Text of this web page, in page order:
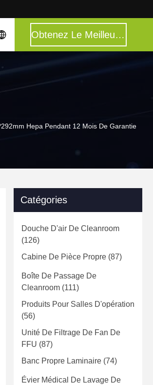
Obtenez Le Meilleur Prix
Hepa Pendant 12 Mois De Garantie
Catégories
Douche D'air De Cleanroom
(126)
Cabine De Pièce Propre (87)
Boîte De Passage De
Cleanroom (111)
Produits Pour Salles D'opération
(56)
Unité De Filtrage De Fan De
FFU (87)
Banc Propre Laminaire (74)
Évier Médical De Lavage De